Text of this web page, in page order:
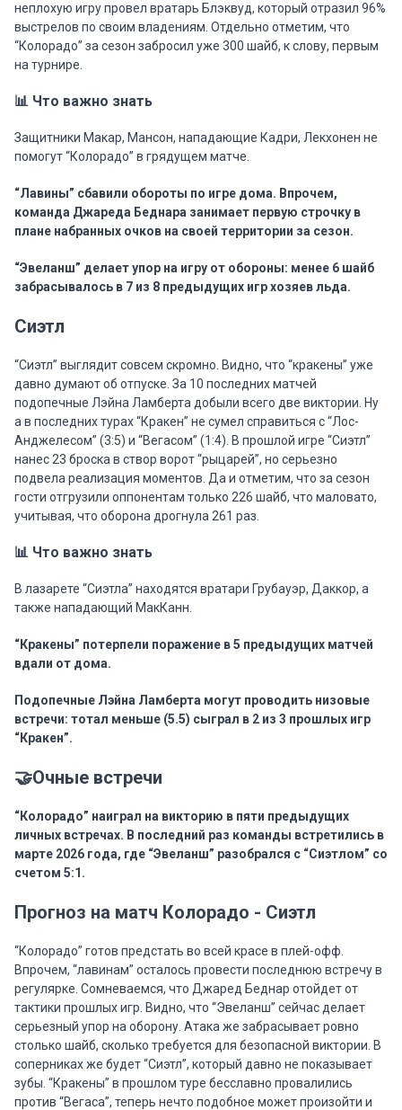
неплохую игру провел вратарь Блэквуд, который отразил 96%
выстрелов по своим владениям. Отдельно отметим, что
“Колорадо” за сезон забросил уже 300 шайб, к слову, первым
на турнире.
📊 Что важно знать
Защитники Макар, Мансон, нападающие Кадри, Лекхонен не
помогут “Колорадо” в грядущем матче.
“Лавины” сбавили обороты по игре дома. Впрочем,
команда Джареда Беднара занимает первую строчку в
плане набранных очков на своей территории за сезон.
“Эвеланш” делает упор на игру от обороны: менее 6 шайб
забрасывалось в 7 из 8 предыдущих игр хозяев льда.
Сиэтл
“Сиэтл” выглядит совсем скромно. Видно, что “кракены” уже
давно думают об отпуске. За 10 последних матчей
подопечные Лэйна Ламберта добыли всего две виктории. Ну
а в последних турах “Кракен” не сумел справиться с “Лос-
Анджелесом” (3:5) и “Вегасом” (1:4). В прошлой игре “Сиэтл”
нанес 23 броска в створ ворот “рыцарей”, но серьезно
подвела реализация моментов. Да и отметим, что за сезон
гости отгрузили оппонентам только 226 шайб, что маловато,
учитывая, что оборона дрогнула 261 раз.
📊 Что важно знать
В лазарете “Сиэтла” находятся вратари Грубауэр, Даккор, а
также нападающий МакКанн.
“Кракены” потерпели поражение в 5 предыдущих матчей
вдали от дома.
Подопечные Лэйна Ламберта могут проводить низовые
встречи: тотал меньше (5.5) сыграл в 2 из 3 прошлых игр
“Кракен”.
🤝Очные встречи
“Колорадо” наиграл на викторию в пяти предыдущих
личных встречах. В последний раз команды встретились в
марте 2026 года, где “Эвеланш” разобрался с “Сиэтлом” со
счетом 5:1.
Прогноз на матч Колорадо - Сиэтл
“Колорадо” готов предстать во всей красе в плей-офф.
Впрочем, “лавинам” осталось провести последнюю встречу в
регулярке. Сомневаемся, что Джаред Беднар отойдет от
тактики прошлых игр. Видно, что “Эвеланш” сейчас делает
серьезный упор на оборону. Атака же забрасывает ровно
столько шайб, сколько требуется для безопасной виктории. В
соперниках же будет “Сиэтл”, который давно не показывает
зубы. “Кракены” в прошлом туре бесславно провалились
против “Вегаса”, теперь нечто подобное может произойти и